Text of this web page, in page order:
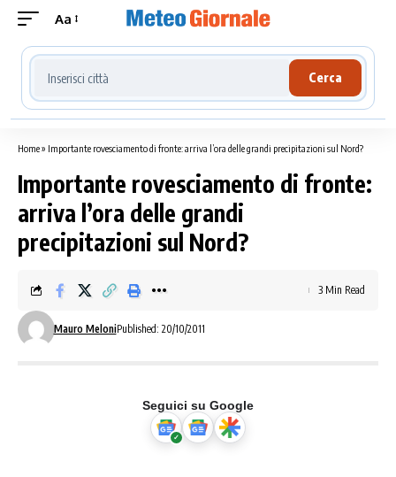
Aa
Cerca località meteo
Cerca
Home» Importante rovesciamento di fronte: arriva l’ora delle grandi precipitazioni sul Nord?
Importante rovesciamento di fronte:
arriva l’ora delle grandi
precipitazioni sul Nord?
Mauro MeloniPublished: 20/10/2011
3 Min Read
Seguici su Google